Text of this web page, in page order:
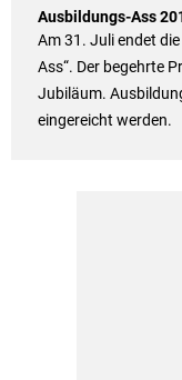
Ausbildungs-Ass
Am 31. Juli endet
Ass“. Der begehrte
Jubiläum.
eingereicht werden.